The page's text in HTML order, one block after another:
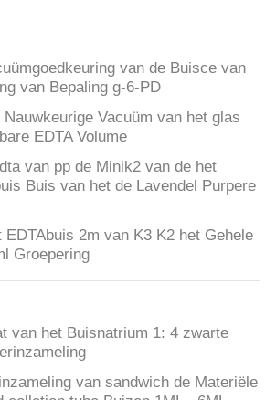
van de Buisce van
van Bepaling g-6-PD
Vacuüm van het glas
EDTA Volume
van pp de Minik2 van de het
Buis van het de Lavendel Purpere
EDTAbuis 2m van K3 K2 het Gehele
Groepering
van het Buisnatrium 1: 4 zwarte
van sandwich de Materiële